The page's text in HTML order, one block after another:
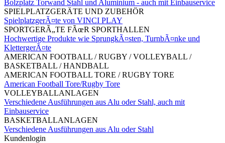
Bolzplatz Torwand Stahl und Aluminium - auch mit Einbauservice
SPIELPLATZGERÄTE UND ZUBEHÖR
SpielplatzgerÃ¤te von VINCI PLAY
SPORTGERÃ„TE FÃœR SPORTHALLEN
Hochwertige Produkte wie SprungkÃ¤sten, TurnbÃ¤nke und
KlettergerÃ¤te
AMERICAN FOOTBALL / RUGBY / VOLLEYBALL /
BASKETBALL / HANDBALL
AMERICAN FOOTBALL TORE / RUGBY TORE
American Football Tore/Rugby Tore
VOLLEYBALLANLAGEN
Verschiedene Ausführungen aus Alu oder Stahl, auch mit
Einbauservice
BASKETBALLANLAGEN
Verschiedene Ausführungen aus Alu oder Stahl
Kundenlogin